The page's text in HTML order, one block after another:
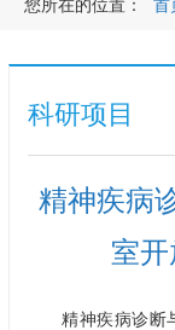
您所在的位置： 首
科研项目
精神疾病
室
精神疾病诊断